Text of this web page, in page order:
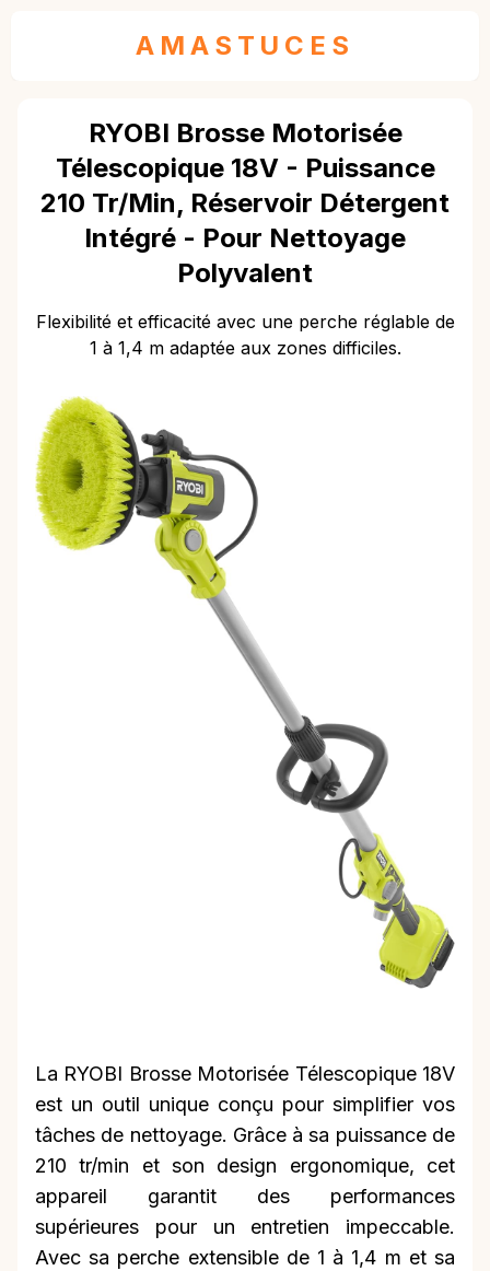
AMASTUCES
RYOBI Brosse Motorisée
Télescopique 18V - Puissance
210 Tr/min, Réservoir Détergent
Intégré - Pour Nettoyage
Polyvalent
Flexibilité et efficacité avec une perche réglable de
1 à 1,4 m adaptée aux zones difficiles.
La RYOBI Brosse Motorisée Télescopique 18V
est un outil unique conçu pour simplifier vos
tâches de nettoyage. Grâce à sa puissance de
210 tr/min et son design ergonomique, cet
appareil garantit des performances
supérieures pour un entretien impeccable.
Avec sa perche extensible de 1 à 1,4 m et sa